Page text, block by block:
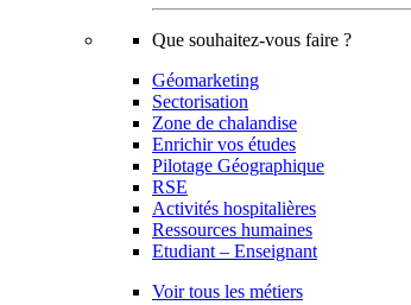
Que souhaitez-vous faire ?
Géomarketing
Sectorisation
Zone de chalandise
Enrichir vos études
Pilotage Géographique
RSE
Activités hospitalières
Ressources humaines
Etudiant – Enseignant
Voir tous les métiers